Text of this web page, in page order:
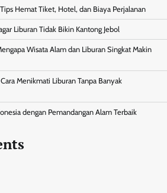
Hemat Tiket, Hotel, dan Biaya Perjalanan
Liburan Tidak Bikin Kantong Jebol
Wisata Alam dan Liburan Singkat Makin
Menikmati Liburan Tanpa Banyak
dengan Pemandangan Alam Terbaik